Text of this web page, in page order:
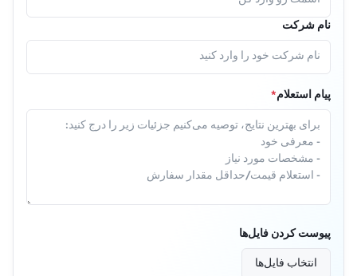
نام شرکت
پیام استعلام*
پیوست کردن فایل‌ها
انتخاب فایل‌ها